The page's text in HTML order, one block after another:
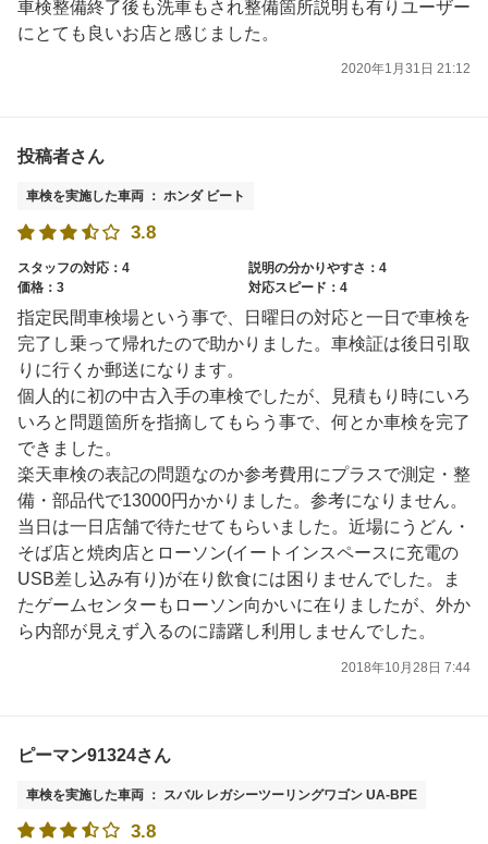
車検整備終了後も洗車もされ整備箇所説明も有りユーザー
にとても良いお店と感じました。
2020年1月31日 21:12
投稿者さん
車検を実施した車両 ： ホンダ ビート
3.8
スタッフの対応：4
説明の分かりやすさ：4
価格：3
対応スピード：4
指定民間車検場という事で、日曜日の対応と一日で車検を
完了し乗って帰れたので助かりました。車検証は後日引取
りに行くか郵送になります。
個人的に初の中古入手の車検でしたが、見積もり時にいろ
いろと問題箇所を指摘してもらう事で、何とか車検を完了
できました。
楽天車検の表記の問題なのか参考費用にプラスで測定・整
備・部品代で13000円かかりました。参考になりません。
当日は一日店舗で待たせてもらいました。近場にうどん・
そば店と焼肉店とローソン(イートインスペースに充電の
USB差し込み有り)が在り飲食には困りませんでした。ま
たゲームセンターもローソン向かいに在りましたが、外か
ら内部が見えず入るのに躊躇し利用しませんでした。
2018年10月28日 7:44
ピーマン91324さん
車検を実施した車両 ： スバル レガシーツーリングワゴン UA-BPE
3.8